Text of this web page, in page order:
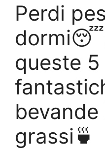
Perdi
queste 5
grassi🍵